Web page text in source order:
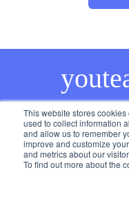
This website stores
used to collect information
and allow us to remember
improve and customize
and metrics about our
To find out more about the
© 2024